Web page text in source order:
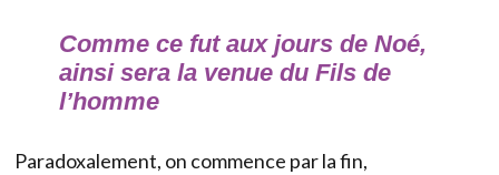
Comme ce fut aux jours de Noé,
ainsi sera la venue du Fils de
l’homme
Paradoxalement, on commence par la fin,